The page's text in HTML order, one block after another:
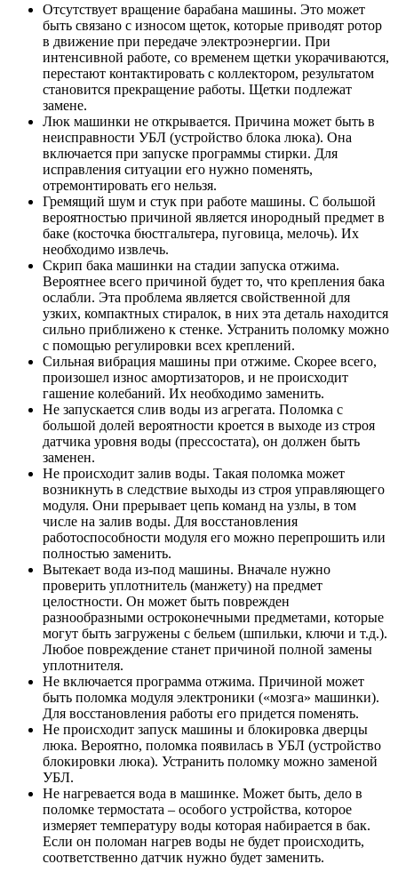
Отсутствует вращение барабана машины. Это может
быть связано с износом щеток, которые приводят ротор
в движение при передаче электроэнергии. При
интенсивной работе, со временем щетки укорачиваются,
перестают контактировать с коллектором, результатом
становится прекращение работы. Щетки подлежат
замене.
Люк машинки не открывается. Причина может быть в
неисправности УБЛ (устройство блока люка). Она
включается при запуске программы стирки. Для
исправления ситуации его нужно поменять,
отремонтировать его нельзя.
Гремящий шум и стук при работе машины. С большой
вероятностью причиной является инородный предмет в
баке (косточка бюстгальтера, пуговица, мелочь). Их
необходимо извлечь.
Скрип бака машинки на стадии запуска отжима.
Вероятнее всего причиной будет то, что крепления бака
ослабли. Эта проблема является свойственной для
узких, компактных стиралок, в них эта деталь находится
сильно приближено к стенке. Устранить поломку можно
с помощью регулировки всех креплений.
Сильная вибрация машины при отжиме. Скорее всего,
произошел износ амортизаторов, и не происходит
гашение колебаний. Их необходимо заменить.
Не запускается слив воды из агрегата. Поломка с
большой долей вероятности кроется в выходе из строя
датчика уровня воды (прессостата), он должен быть
заменен.
Не происходит залив воды. Такая поломка может
возникнуть в следствие выходы из строя управляющего
модуля. Они прерывает цепь команд на узлы, в том
числе на залив воды. Для восстановления
работоспособности модуля его можно перепрошить или
полностью заменить.
Вытекает вода из-под машины. Вначале нужно
проверить уплотнитель (манжету) на предмет
целостности. Он может быть поврежден
разнообразными остроконечными предметами, которые
могут быть загружены с бельем (шпильки, ключи и т.д.).
Любое повреждение станет причиной полной замены
уплотнителя.
Не включается программа отжима. Причиной может
быть поломка модуля электроники («мозга» машинки).
Для восстановления работы его придется поменять.
Не происходит запуск машины и блокировка дверцы
люка. Вероятно, поломка появилась в УБЛ (устройство
блокировки люка). Устранить поломку можно заменой
УБЛ.
Не нагревается вода в машинке. Может быть, дело в
поломке термостата – особого устройства, которое
измеряет температуру воды которая набирается в бак.
Если он поломан нагрев воды не будет происходить,
соответственно датчик нужно будет заменить.